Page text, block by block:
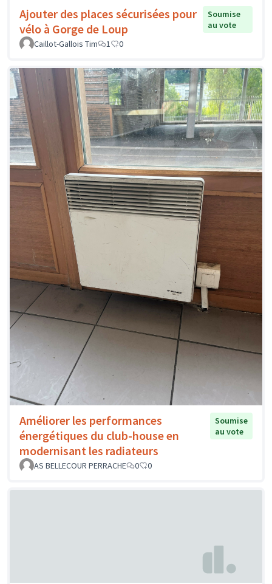
Ajouter des places sécurisées pour
vélo à Gorge de Loup
Soumise
au vote
Caillot-Gallois Tim
1 0
Améliorer les performances
énergétiques du club-house en
modernisant les radiateurs
Soumise
au vote
AS BELLECOUR PERRACHE 0 0